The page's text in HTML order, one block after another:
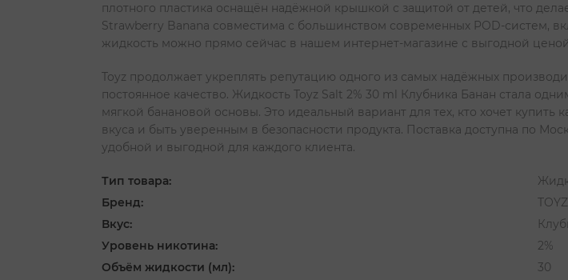
плотного пластика оснащён надёжной крышкой с защитой от детей, что
Strawberry Banana совместима с большинством современных POD-систем,
жидкость можно прямо сейчас в нашем интернет-магазине с выгодной
Toyz продолжает укреплять репутацию одного из самых надёжных
постоянное качество. Жидкость Toyz Salt 2% 30 ml Клубника Банан стала
мягкой банановой основы. Это идеальный вариант для тех, кто хочет
вкуса и быть уверенным в безопасности продукта. Поставка доступна по
удобной и выгодной для каждого клиента.
Тип товара:
Бренд:
TOYZ
Вкус:
Уровень никотина:
2%
Объём жидкости (мл):
30